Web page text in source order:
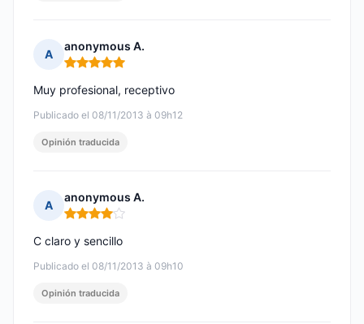
A
anonymous A.
Nota: 5 de 5
Publicado el 08/11/2013 à 09h12
Muy profesional, receptivo
Opinión traducida
A
anonymous A.
Nota: 4 de 5
Publicado el 08/11/2013 à 09h10
C claro y sencillo
Opinión traducida